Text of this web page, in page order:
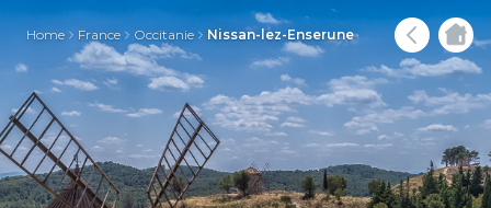
Home France Occitanie Nissan-lez-Enserune